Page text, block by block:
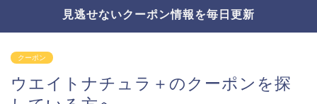
見逃せないクーポン情報を毎日更新
クーポン
ウエイトナチュラ＋のクーポンを探